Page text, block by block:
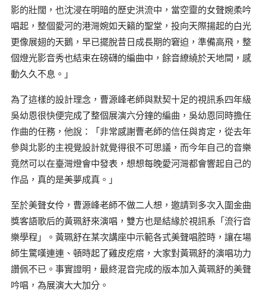
影的壯闊，也沈浸在明暗的歷史洪流中，當空靈的女聲婉柔吟
唱起，整個愛河的港灣婉如天籟的聖堂，投向天際揚起的白光
更像展翅的天鵝，早已擺脫昔日成長期的窘迫，準備高飛，整
個燈光影音秀也結束在磅礴的編曲中，餘音繚繞於天地間，感
動久久不息。」
為了這樣的設計理念，曹源峰老師與默契十足的視訊系四年級
吳幼恩很快便完成了整個展演六分鐘的編曲，吳幼恩同時擔任
作曲的任務，他說：「非常感謝曹老師的信任與肯定，從去年
參與北影的主視覺設計就覺得很不可思議，而今年自己的音樂
竟然可以在臺灣燈會中發表，想想每晚愛河灣都會響起自己的
作品，真的是美夢成真。」
至於美聲女伶，曹源峰老師不做二人想，邀請到多次入圍金曲
獎客語歌后的黃珮舒來演唱，雙方也是結緣於視訊系「流行音
樂學程」。黃珮舒在某次講座中示範各式美聲唱腔時，讓在場
師生驚嘆連連、頓時起了雞皮疙瘩，大家對黃珮舒的演唱功力
讚佩不已。事實證明，最終混音完成的版本加入黃珮舒的美聲
吟唱，為展演大大加分。